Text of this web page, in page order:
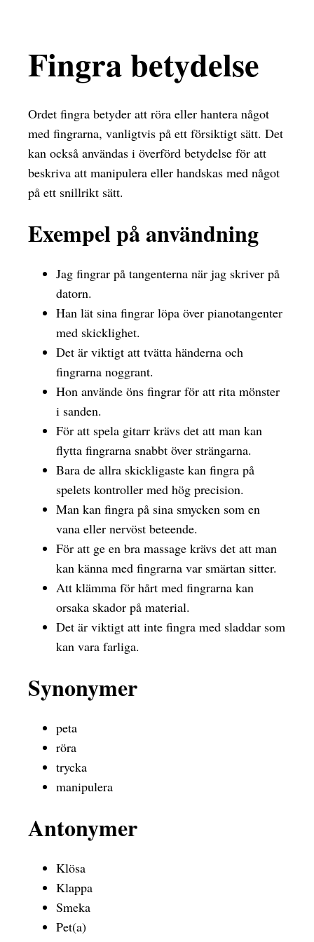
Fingra betydelse
Ordet fingra betyder att röra eller hantera något
med fingrarna, vanligtvis på ett försiktigt sätt. Det
kan också användas i överförd betydelse för att
beskriva att manipulera eller handskas med något
på ett snillrikt sätt.
Exempel på användning
Jag fingrar på tangenterna när jag skriver på
datorn.
Han lät sina fingrar löpa över pianotangenter
med skicklighet.
Det är viktigt att tvätta händerna och
fingrarna noggrant.
Hon använde öns fingrar för att rita mönster
i sanden.
För att spela gitarr krävs det att man kan
flytta fingrarna snabbt över strängarna.
Bara de allra skickligaste kan fingra på
spelets kontroller med hög precision.
Man kan fingra på sina smycken som en
vana eller nervöst beteende.
För att ge en bra massage krävs det att man
kan känna med fingrarna var smärtan sitter.
Att klämma för hårt med fingrarna kan
orsaka skador på material.
Det är viktigt att inte fingra med sladdar som
kan vara farliga.
Synonymer
peta
röra
trycka
manipulera
Antonymer
Klösa
Klappa
Smeka
Pet(a)